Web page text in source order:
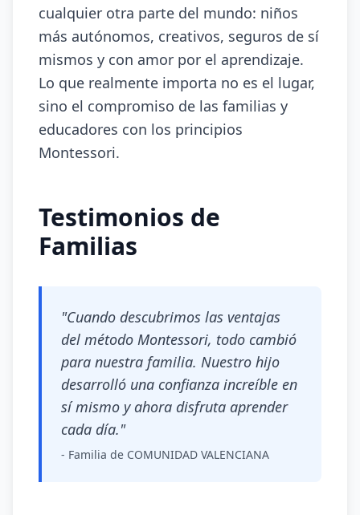
cualquier otra parte del mundo: niños
más autónomos, creativos, seguros de sí
mismos y con amor por el aprendizaje.
Lo que realmente importa no es el lugar,
sino el compromiso de las familias y
educadores con los principios
Montessori.
Testimonios de
Familias
"Cuando descubrimos las ventajas
del método Montessori, todo cambió
para nuestra familia. Nuestro hijo
desarrolló una confianza increíble en
sí mismo y ahora disfruta aprender
cada día."
- Familia de COMUNIDAD VALENCIANA